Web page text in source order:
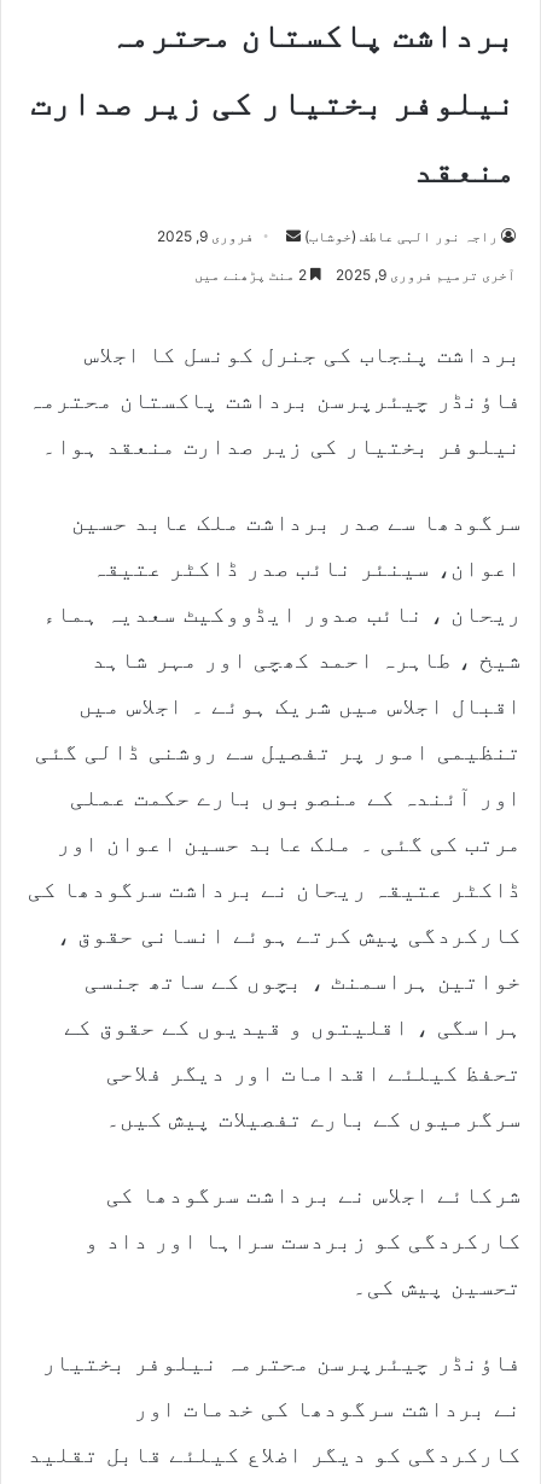
برداشت پاکستان محترمہ
نیلوفر بختیار کی زیر صدارت
منعقد
راجہ نور الہی عاطف (خوشاب)
e
فروری 9, 2025
آخری ترمیم فروری 9, 2025
برداشت پنجاب کی جنرل کونسل کا اجلاس
فاؤنڈر چیئرپرسن برداشت پاکستان محترمہ
نیلوفر بختیار کی زیر صدارت منعقد ہوا۔
سرگودھا سے صدر برداشت ملک عابد حسین
اعوان، سینئر نائب صدر ڈاکٹر عتیقہ
ریحان ، نائب صدور ایڈووکیٹ سعدیہ ہماء
شیخ ، طاہرہ احمد کھچی اور مہر شاہد
اقبال اجلاس میں شریک ہوئے ۔ اجلاس میں
تنظیمی امور پر تفصیل سے روشنی ڈالی گئی
اور آئندہ کے منصوبوں بارے حکمت عملی
مرتب کی گئی ۔ ملک عابد حسین اعوان اور
ڈاکٹر عتیقہ ریحان نے برداشت سرگودھا کی
کارکردگی پیش کرتے ہوئے انسانی حقوق ،
خواتین ہراسمنٹ ، بچوں کے ساتھ جنسی
ہراسگی ، اقلیتوں و قیدیوں کے حقوق کے
تحفظ کیلئے اقدامات اور دیگر فلاحی
سرگرمیوں کے بارے تفصیلات پیش کیں۔
شرکائے اجلاس نے برداشت سرگودھا کی
کارکردگی کو زبردست سراہا اور داد و
تحسین پیش کی۔
فاؤنڈر چیئرپرسن محترمہ نیلوفر بختیار
نے برداشت سرگودھا کی خدمات اور
کارکردگی کو دیگر اضلاع کیلئے قابل تقلید